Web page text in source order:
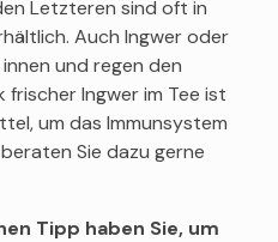
Letzteren sind oft in
Auch Ingwer oder
und regen den
frischer Ingwer im Tee ist
um das Immunsystem
Sie dazu gerne
Tipp haben Sie, um